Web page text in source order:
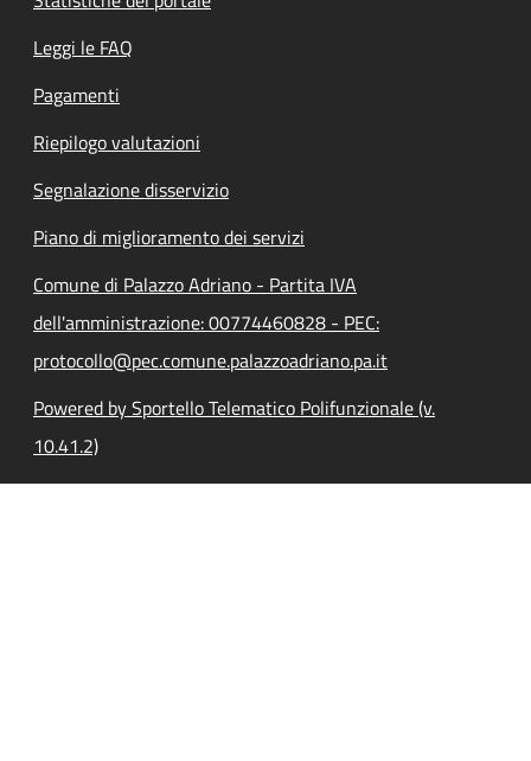
Leggi le FAQ
Pagamenti
Riepilogo valutazioni
Segnalazione disservizio
Piano di miglioramento dei servizi
Comune di Palazzo Adriano - Partita IVA
dell'amministrazione: 00774460828 - PEC:
protocollo@pec.comune.palazzoadriano.pa.it
Powered by Sportello Telematico Polifunzionale (v.
10.41.2)